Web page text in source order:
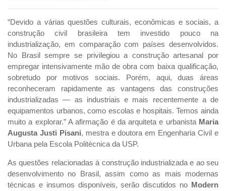
“Devido a várias questões culturais, econômicas e sociais, a
construção civil brasileira tem investido pouco na
industrialização, em comparação com países desenvolvidos.
No Brasil sempre se privilegiou a construção artesanal por
empregar intensivamente mão de obra com baixa qualificação,
sobretudo por motivos sociais. Porém, aqui, duas áreas
reconheceram rapidamente as vantagens das construções
industrializadas — as industriais e mais recentemente a de
equipamentos urbanos, como escolas e hospitais. Temos ainda
muito a explorar.” A afirmação é da arquiteta e urbanista Maria
Augusta Justi Pisani, mestra e doutora em Engenharia Civil e
Urbana pela Escola Politécnica da USP.
As questões relacionadas à construção industrializada e ao seu
desenvolvimento no Brasil, assim como as mais modernas
técnicas e insumos disponíveis, serão discutidos no Modern